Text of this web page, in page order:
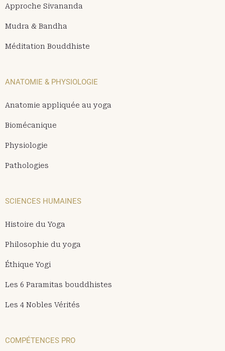
Approche Sivananda
Mudra & Bandha
Méditation Bouddhiste
ANATOMIE & PHYSIOLOGIE
Anatomie appliquée au yoga
Biomécanique
Physiologie
Pathologies
SCIENCES HUMAINES
Histoire du Yoga
Philosophie du yoga
Éthique Yogi
Les 6 Paramitas bouddhistes
Les 4 Nobles Vérités
COMPÉTENCES PRO